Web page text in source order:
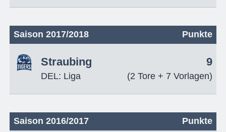
Saison 2017/2018 Punkte
Straubing
DEL: Liga
9
(2 Tore + 7 Vorlagen)
Saison 2016/2017 Punkte